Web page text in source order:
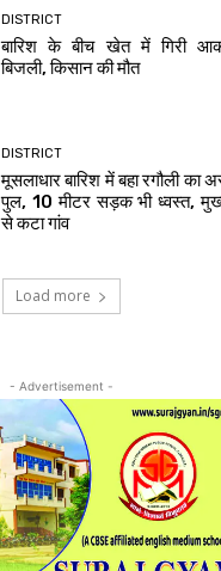
DISTRICT
बारिश के बीच खेत में गिरी
बिजली, किसान की मौत
DISTRICT
मूसलाधार बारिश में बहा रगौली का
पुल, 10 मीटर सड़क भी ध्वस्त,
से कटा गांव
Load more
- Advertisement -